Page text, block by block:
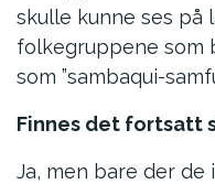
skulle kunne ses på
folkegruppene som
som ”sambaqui-
Finnes det fortsatt
Ja, men bare der